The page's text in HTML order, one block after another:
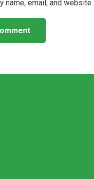
name, email, and